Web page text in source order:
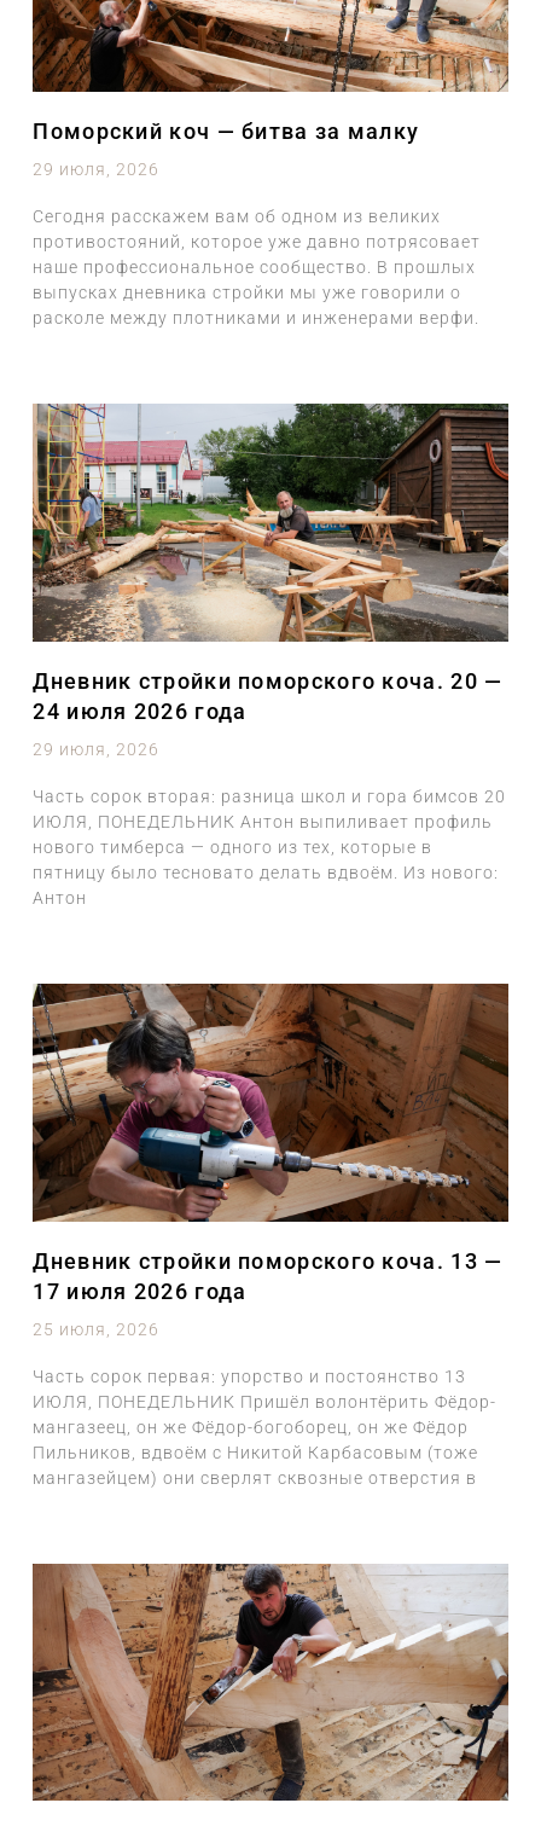
Поморский коч — битва за малку
29 июля, 2026
Сегодня расскажем вам об одном из великих
противостояний, которое уже давно потрясовает
наше профессиональное сообщество. В прошлых
выпусках дневника стройки мы уже говорили о
расколе между плотниками и инженерами верфи.
Дневник стройки поморского коча. 20 —
24 июля 2026 года
29 июля, 2026
Часть сорок вторая: разница школ и гора бимсов 20
ИЮЛЯ, ПОНЕДЕЛЬНИК Антон выпиливает профиль
нового тимберса — одного из тех, которые в
пятницу было тесновато делать вдвоём. Из нового:
Антон
Дневник стройки поморского коча. 13 —
17 июля 2026 года
25 июля, 2026
Часть сорок первая: упорство и постоянство 13
ИЮЛЯ, ПОНЕДЕЛЬНИК Пришёл волонтёрить Фёдор-
мангазеец, он же Фёдор-богоборец, он же Фёдор
Пильников, вдвоём с Никитой Карбасовым (тоже
мангазейцем) они сверлят сквозные отверстия в